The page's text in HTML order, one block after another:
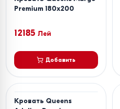
Premium 180x200
12185 Лей
Добавить
Кровать Queens